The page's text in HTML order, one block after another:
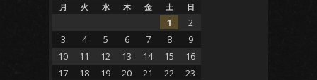
月 火 水 木 金 土 日
1
2
3
4 5 6 7 8
9
10
11 12 13 14 15
16
17
18 19 20 21 22
23